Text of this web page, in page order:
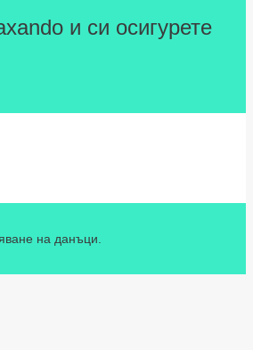
и си осигурете
на данъци.